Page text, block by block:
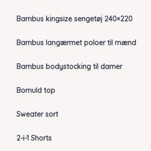
Bambus kingsize sengetøj 240×220
Bambus langærmet poloer til mænd
Bambus bodystocking til damer
Bomuld top
Sweater sort
2-i-1 Shorts